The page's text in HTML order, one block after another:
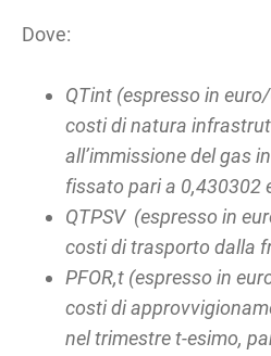
Dove:
QTint (espresso in
costi di natura
all’immissione del gas
fissato pari a 0,430302
QTPSV (espresso in
costi di trasporto dalla
PFOR,t (espresso in
costi di
nel trimestre t-esimo,